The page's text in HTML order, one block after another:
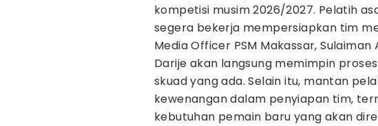
kompetisi musim 2026/2027. Pelatih
segera bekerja mempersiapkan tim
Media Officer PSM Makassar,
Darije akan langsung memimpin
skuad yang ada. Selain itu, mantan
kewenangan dalam penyiapan tim,
kebutuhan pemain baru yang akan